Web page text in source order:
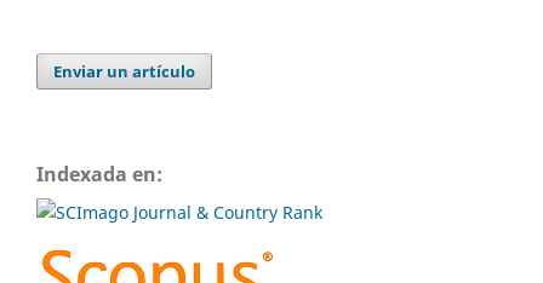
Enviar un artículo
Indexada en: